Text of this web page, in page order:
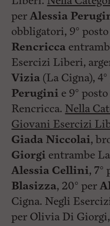
perAlessia
obbligatori, 9°
Rencricca
Esercizi Liberi,
Vizia (La Cigna),
Perugini e 9°
Rencricca. Nella
Giovani Esercizi
Giada Niccolai,
Giorgi entrambe
Alessia Cellini, 7°
Blasizza, 20° per
Cigna. Negli
per Olivia Di